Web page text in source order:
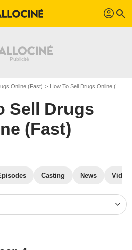
profil search
Online (Fast) How To Sell Drugs Online (Fast) S04
Sell Drugs
(Fast)
Casting News